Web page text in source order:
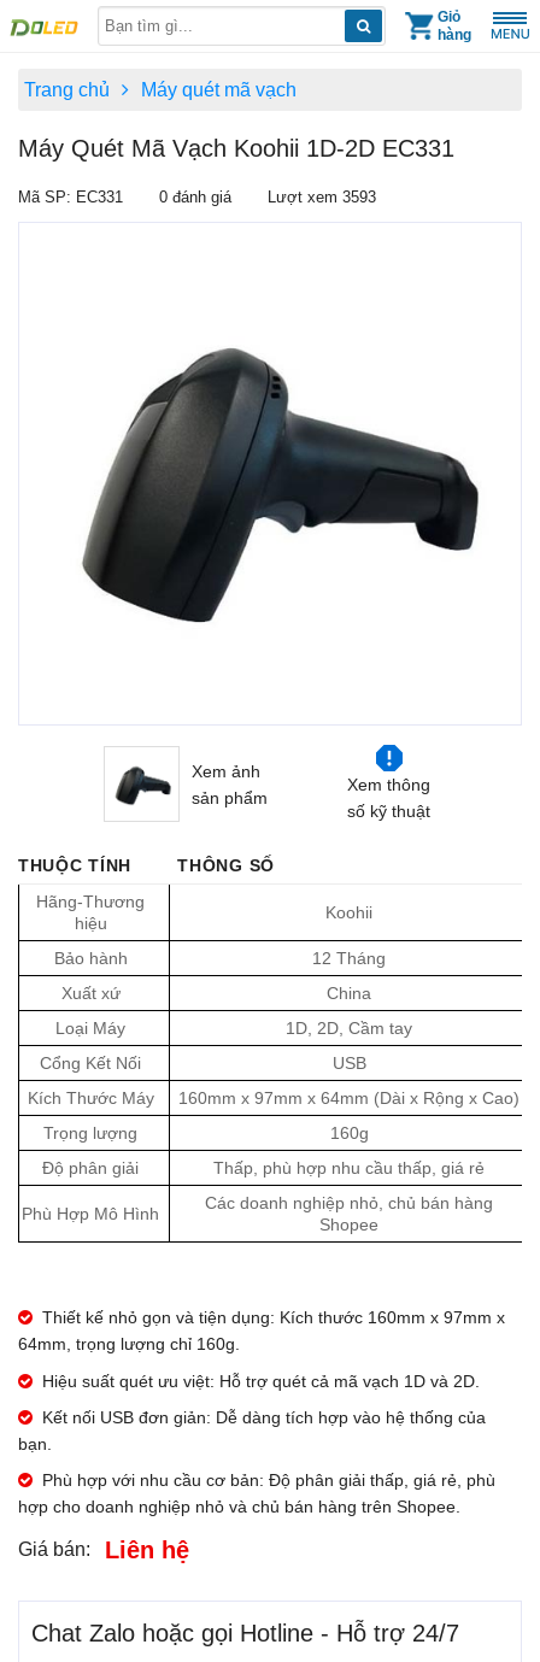
Giỏ
hàng
Trang chủ Máy quét mã vạch
Máy Quét Mã Vạch Koohii 1D-2D EC331
Mã SP: EC331 0 đánh giá Lượt xem 3593
Xem ảnh
sản phẩm
Xem thông
số kỹ thuật
THUỘC TÍNH
THÔNG SỐ
Hãng-Thương
hiệu
Koohii
Bảo hành
12 Tháng
Xuất xứ
China
Loại Máy
1D, 2D, Cầm tay
Cổng Kết Nối
USB
Kích Thước Máy
160mm x 97mm x 64mm (Dài x Rộng x Cao)
Trọng lượng
160g
Độ phân giải
Thấp, phù hợp nhu cầu thấp, giá rẻ
Phù Hợp Mô Hình
Các doanh nghiệp nhỏ, chủ bán hàng
Shopee
Thiết kế nhỏ gọn và tiện dụng: Kích thước 160mm x 97mm x
64mm, trọng lượng chỉ 160g.
Hiệu suất quét ưu việt: Hỗ trợ quét cả mã vạch 1D và 2D.
Kết nối USB đơn giản: Dễ dàng tích hợp vào hệ thống của
bạn.
Phù hợp với nhu cầu cơ bản: Độ phân giải thấp, giá rẻ, phù
hợp cho doanh nghiệp nhỏ và chủ bán hàng trên Shopee.
Giá bán: Liên hệ
Chat Zalo hoặc gọi Hotline - Hỗ trợ 24/7